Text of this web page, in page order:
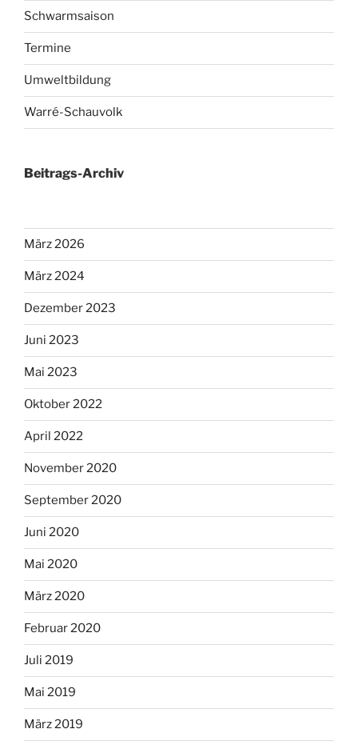
Schwarmsaison
Termine
Umweltbildung
Warré-Schauvolk
Beitrags-Archiv
März 2026
März 2024
Dezember 2023
Juni 2023
Mai 2023
Oktober 2022
April 2022
November 2020
September 2020
Juni 2020
Mai 2020
März 2020
Februar 2020
Juli 2019
Mai 2019
März 2019